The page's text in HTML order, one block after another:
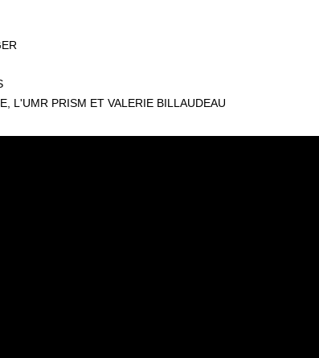
L'UMR PRISM ET VALERIE BILLAUDEAU